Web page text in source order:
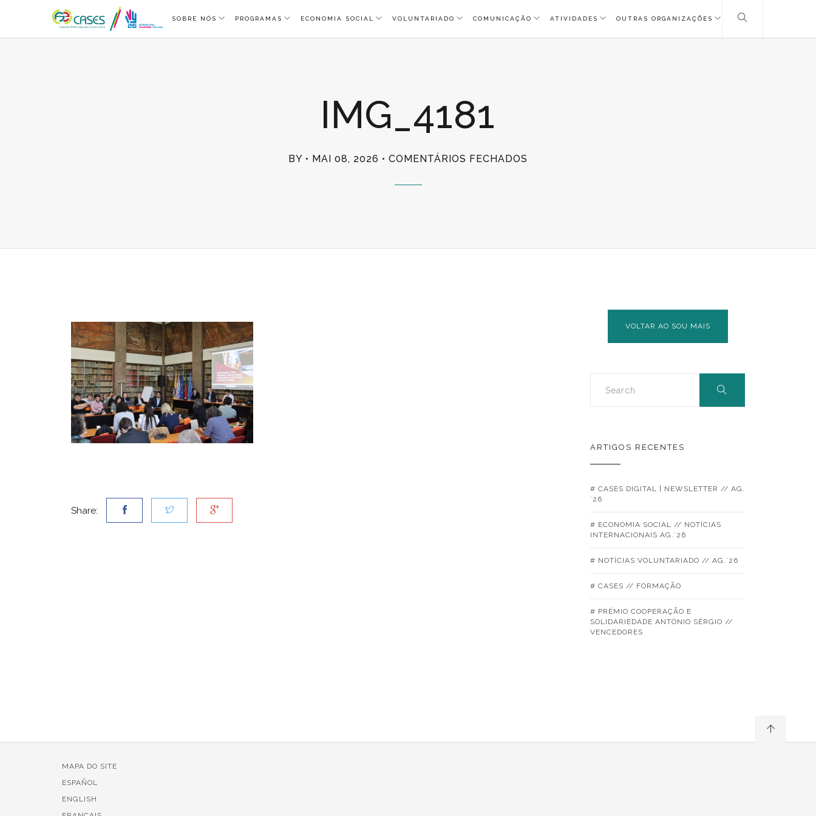
SOBRE NÓS PROGRAMAS ECONOMIA SOCIAL VOLUNTARIADO COMUNICAÇÃO ATIVIDADES OUTRAS ORGANIZAÇÕES
IMG_4181
BY MAI 08, 2026 COMENTÁRIOS FECHADOS
Share:
VOLTAR AO SOU MAIS
ARTIGOS RECENTES
# CASES DIGITAL | NEWSLETTER // AG.
´26
# ECONOMIA SOCIAL // NOTÍCIAS
INTERNACIONAIS AG.´26
# NOTÍCIAS VOLUNTARIADO // AG.´26
# CASES // FORMAÇÃO
# PRÉMIO COOPERAÇÃO E
SOLIDARIEDADE ANTÓNIO SÉRGIO //
VENCEDORES
MAPA DO SITE
ESPAÑOL
ENGLISH